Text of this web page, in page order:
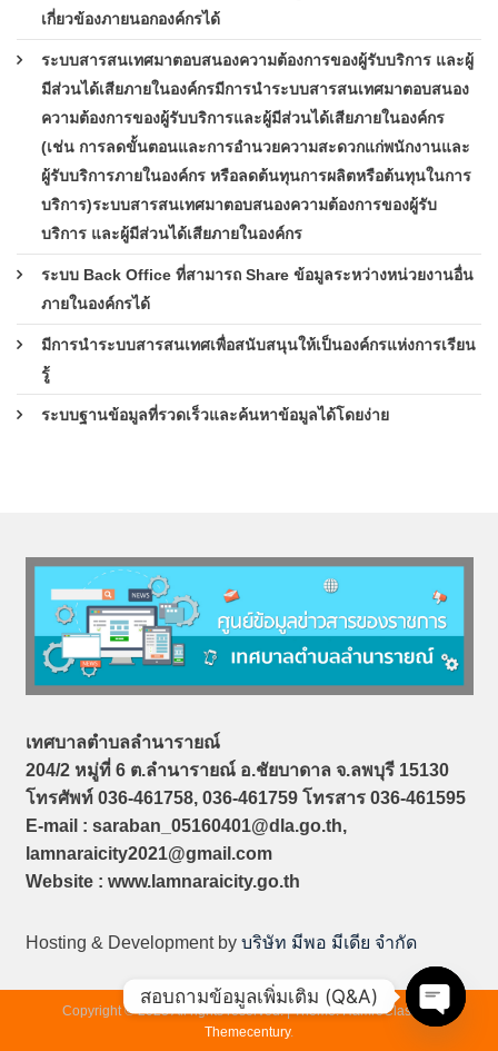
เกี่ยวข้องภายนอกองค์กรได้
ระบบสารสนเทศมาตอบสนองความต้องการของผู้รับบริการ และผู้
มีส่วนได้เสียภายในองค์กรมีการนำระบบสารสนเทศมาตอบสนอง
ความต้องการของผู้รับบริการและผู้มีส่วนได้เสียภายในองค์กร
(เช่น การลดขั้นตอนและการอำนวยความสะดวกแก่พนักงานและ
ผู้รับบริการภายในองค์กร หรือลดต้นทุนการผลิตหรือต้นทุนในการ
บริการ)ระบบสารสนเทศมาตอบสนองความต้องการของผู้รับ
บริการ และผู้มีส่วนได้เสียภายในองค์กร
ระบบ Back Office ที่สามารถ Share ข้อมูลระหว่างหน่วยงานอื่น
ภายในองค์กรได้
มีการนำระบบสารสนเทศเพื่อสนับสนุนให้เป็นองค์กรแห่งการเรียน
รู้
ระบบฐานข้อมูลที่รวดเร็วและค้นหาข้อมูลได้โดยง่าย
เทศบาลตำบลลำนารายณ์
204/2 หมู่ที่ 6 ต.ลำนารายณ์ อ.ชัยบาดาล จ.ลพบุรี 15130
โทรศัพท์ 036-461758, 036-461759 โทรสาร 036-461595
E-mail : saraban_05160401@dla.go.th,
lamnaraicity2021@gmail.com
Website : www.lamnaraicity.go.th
Hosting & Development by บริษัท มีพอ มีเดีย จำกัด
Copyright © 2023 All rights reserved.|Theme: HamroClass by
Themecentury.
สอบถามข้อมูลเพิ่มเติม (Q&A)